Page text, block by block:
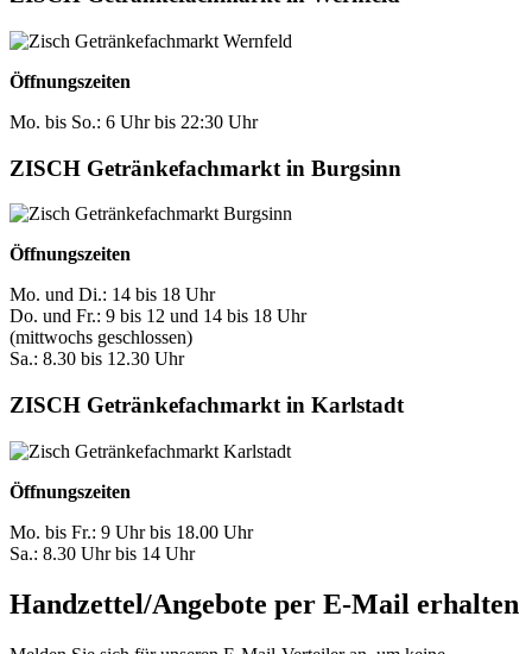
Öffnungszeiten
Mo. bis So.: 6 Uhr bis 22:30 Uhr
ZISCH Getränkefachmarkt in Burgsinn
Öffnungszeiten
Mo. und Di.: 14 bis 18 Uhr
Do. und Fr.: 9 bis 12 und 14 bis 18 Uhr
(mittwochs geschlossen)
Sa.: 8.30 bis 12.30 Uhr
ZISCH Getränkefachmarkt in Karlstadt
Öffnungszeiten
Mo. bis Fr.: 9 Uhr bis 18.00 Uhr
Sa.: 8.30 Uhr bis 14 Uhr
Handzettel/Angebote per E-Mail erhalten